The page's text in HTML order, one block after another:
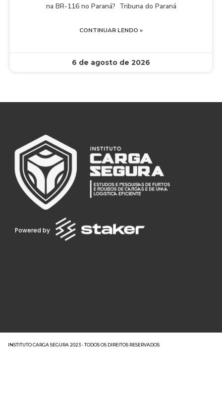
na BR-116 no Paraná? Tribuna do Paraná
CONTINUAR LENDO »
6 de agosto de 2026
Powered by
INSTITUTO CARGA SEGURA 2023 - TODOS OS DIREITOS RESERVADOS